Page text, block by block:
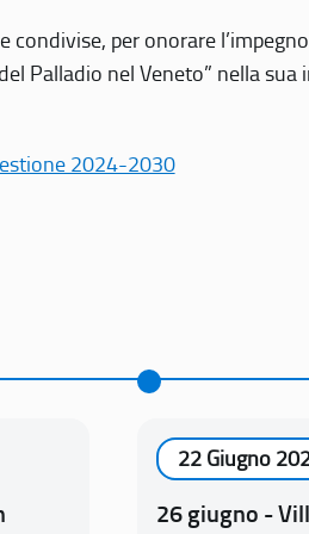
per onorare
Palladio nel Veneto” nella sua
2024-2030
22 Giugno
26 giugno -